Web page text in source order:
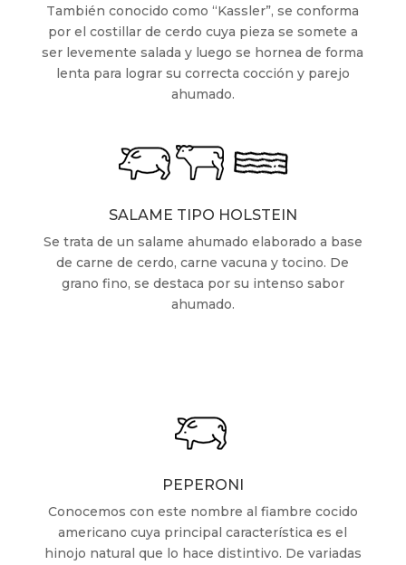
También conocido como “Kassler”, se conforma
por el costillar de cerdo cuya pieza se somete a
ser levemente salada y luego se hornea de forma
lenta para lograr su correcta cocción y parejo
ahumado.
SALAME TIPO HOLSTEIN
Se trata de un salame ahumado elaborado a base
de carne de cerdo, carne vacuna y tocino. De
grano fino, se destaca por su intenso sabor
ahumado.
PEPERONI
Conocemos con este nombre al fiambre cocido
americano cuya principal característica es el
hinojo natural que lo hace distintivo. De variadas